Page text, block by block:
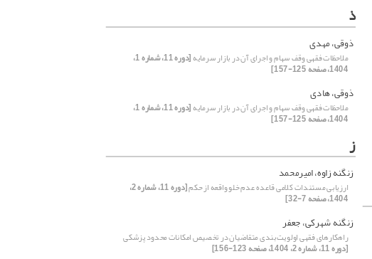
ذ
ذوقی، مهدی
ملاحظات فقهی وقف سهام و اجرای آن در بازار سرمایه [دوره 11، شماره 1،
1404، صفحه 125-157]
ذوقی، هادی
ملاحظات فقهی وقف سهام و اجرای آن در بازار سرمایه [دوره 11، شماره 1،
1404، صفحه 125-157]
ز
زنگنه زاوه، امیرمحمد
ارزیابی مستندات کلامی قاعده عدم خلو واقعه از حکم [دوره 11، شماره 2،
1404، صفحه 7-32]
زنگنه شهرکی، جعفر
راهکارهای فقهی اولویت‌بندی متقاضیان در تخصیص امکانات محدود پزشکی
[دوره 11، شماره 2، 1404، صفحه 123-156]